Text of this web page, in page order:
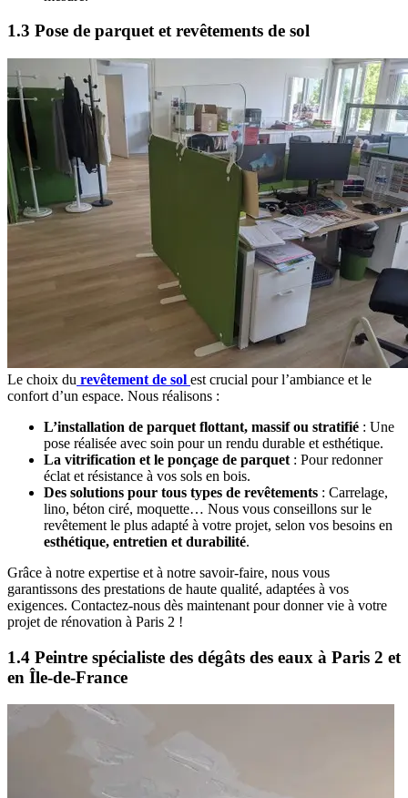
1.3 Pose de parquet et revêtements de sol
Le choix du revêtement de sol est crucial pour l’ambiance et le
confort d’un espace. Nous réalisons :
L’installation de parquet flottant, massif ou stratifié : Une
pose réalisée avec soin pour un rendu durable et esthétique.
La vitrification et le ponçage de parquet : Pour redonner
éclat et résistance à vos sols en bois.
Des solutions pour tous types de revêtements : Carrelage,
lino, béton ciré, moquette… Nous vous conseillons sur le
revêtement le plus adapté à votre projet, selon vos besoins en
esthétique, entretien et durabilité.
Grâce à notre expertise et à notre savoir-faire, nous vous
garantissons des prestations de haute qualité, adaptées à vos
exigences. Contactez-nous dès maintenant pour donner vie à votre
projet de rénovation à Paris 2 !
1.4 Peintre spécialiste des dégâts des eaux à Paris 2 et
en Île-de-France